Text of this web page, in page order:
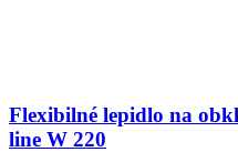
Flexibilné lepidlo na
line W 220